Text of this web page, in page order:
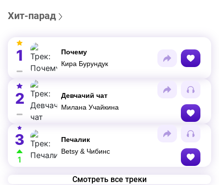
Хит-парад
1
Почему
Кира Бурундук
2
Девчачий чат
Милана Учайкина
3
1
Печалик
Betsy & Чибинс
Смотреть все треки